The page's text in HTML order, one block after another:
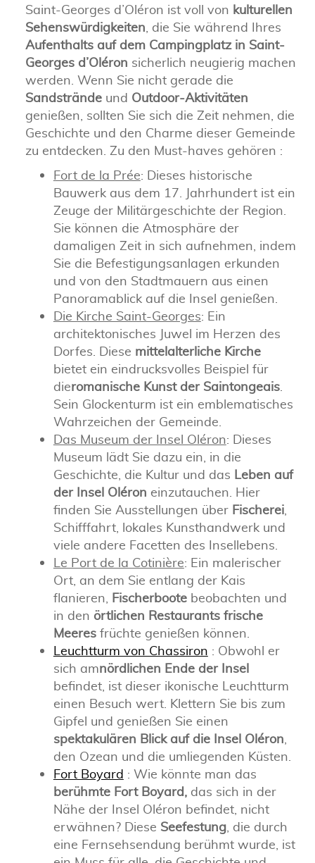
Saint-Georges d’Oléron ist voll von kulturellen
Sehenswürdigkeiten, die Sie während Ihres
Aufenthalts auf dem Campingplatz in Saint-
Georges d’Oléron sicherlich neugierig machen
werden. Wenn Sie nicht gerade die
Sandsträndeund Outdoor-Aktivitäten
genießen, sollten Sie sich die Zeit nehmen, die
Geschichte und den Charme dieser Gemeinde
zu entdecken. Zu den Must-haves gehören :
Fort de la Prée: Dieses historische
Bauwerk aus dem 17. Jahrhundert ist ein
Zeuge der Militärgeschichte der Region.
Sie können die Atmosphäre der
damaligen Zeit in sich aufnehmen, indem
Sie die Befestigungsanlagen erkunden
und von den Stadtmauern aus einen
Panoramablick auf die Insel genießen.
Die Kirche Saint-Georges: Ein
architektonisches Juwel im Herzen des
Dorfes. Diese mittelalterliche Kirche
bietet ein eindrucksvolles Beispiel für
dieromanische Kunst der Saintongeais.
Sein Glockenturm ist ein emblematisches
Wahrzeichen der Gemeinde.
Das Museum der Insel Oléron: Dieses
Museum lädt Sie dazu ein, in die
Geschichte, die Kultur und das Leben auf
der Insel Oléron einzutauchen. Hier
finden Sie Ausstellungen über Fischerei,
Schifffahrt, lokales Kunsthandwerk und
viele andere Facetten des Insellebens.
Le Port de la Cotinière: Ein malerischer
Ort, an dem Sie entlang der Kais
flanieren, Fischerbootebeobachten und
in den örtlichen Restaurants frische
Meeresfrüchte genießen können.
Leuchtturm von Chassiron : Obwohl er
sich amnördlichen Ende der Insel
befindet, ist dieser ikonische Leuchtturm
einen Besuch wert. Klettern Sie bis zum
Gipfel und genießen Sie einen
spektakulären Blick auf die Insel Oléron,
den Ozean und die umliegenden Küsten.
Fort Boyard : Wie könnte man das
berühmte Fort Boyard,das sich in der
Nähe der Insel Oléron befindet, nicht
erwähnen? Diese Seefestung, die durch
eine Fernsehsendung berühmt wurde, ist